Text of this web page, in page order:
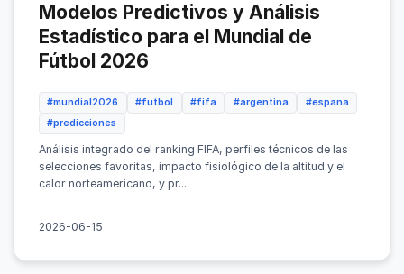
Modelos Predictivos y Análisis
Estadístico para el Mundial de
Fútbol 2026
#mundial2026 #futbol #fifa #argentina
#espana
#predicciones
Análisis integrado del ranking FIFA, perfiles técnicos de las
selecciones favoritas, impacto fisiológico de la altitud y el
calor norteamericano, y pr...
2026-06-15